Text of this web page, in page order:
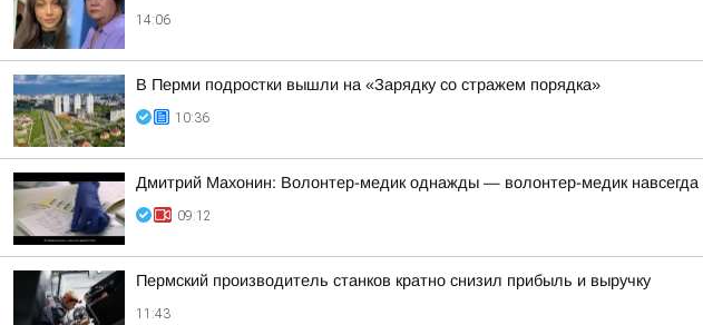
14:06
В Перми подростки вышли на «Зарядку со стражем порядка»
10:36
Дмитрий Махонин: Волонтер-медик однажды — волонтер-медик навсегда
09:12
Пермский производитель станков кратно снизил прибыль и выручку
11:43